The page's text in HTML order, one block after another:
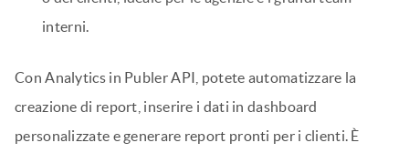
condivisioni, i salvataggi e la crescita dei follower per
dell’account.
Hashtag Analytics:Identificate quali sono gli hashtag
che danno visibilità grazie a metriche come la portata,